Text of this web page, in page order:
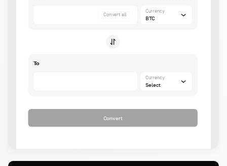
Convert all
Currency
BTC
To
Currency
Select
Convert